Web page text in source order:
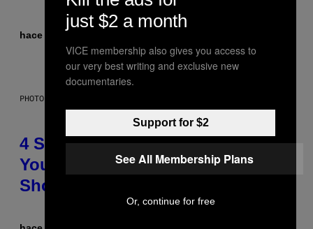
hace 1 hora
PHOTO BY SCOTT LEGATO/GETTY IMAGES
4 Shoegaze Songs to Listen to if
You Don’t Know if You Like
Shoegaze
just $2 a month
VICE membership also gives you access to
our very best writing and exclusive new
documentaries.
Support for $2
See All Membership Plans
Or, continue for free